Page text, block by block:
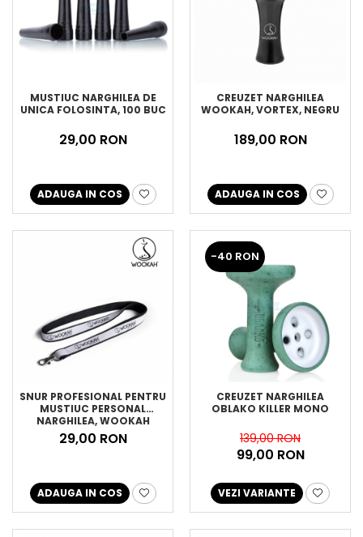
MUSTIUC NARGHILEA DE
UNICA FOLOSINTA, 100 BUC
29,00 RON
ADAUGA IN COS
CREUZET NARGHILEA
WOOKAH, VORTEX, NEGRU
189,00 RON
ADAUGA IN COS
SNUR PROFESIONAL PENTRU
MUSTIUC PERSONAL
NARGHILEA, WOOKAH
29,00 RON
ADAUGA IN COS
-40 RON
CREUZET NARGHILEA
OBLAKO KILLER MONO
139,00 RON
99,00 RON
VEZI VARIANTE